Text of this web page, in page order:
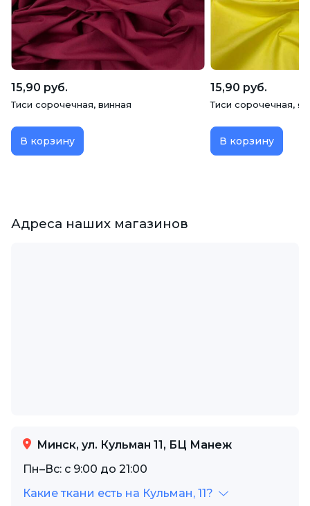
15,90 руб.
Тиси сорочечная, винная
В корзину
15,90 руб.
Тиси сорочечная,
В корзину
Адреса наших магазинов
Минск, ул. Кульман 11, БЦ Манеж
Пн–Вс: с 9:00 до 21:00
Какие ткани есть на Кульман, 11?